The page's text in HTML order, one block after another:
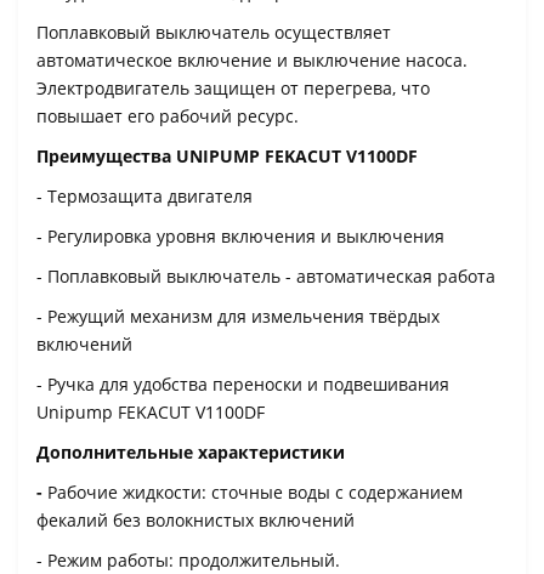
Поплавковый выключатель осуществляет
автоматическое включение и выключение насоса.
Электродвигатель защищен от перегрева, что
повышает его рабочий ресурс.
Преимущества UNIPUMP FEKACUT V1100DF
- Термозащита двигателя
- Регулировка уровня включения и выключения
- Поплавковый выключатель - автоматическая работа
- Режущий механизм для измельчения твёрдых
включений
- Ручка для удобства переноски и подвешивания
Unipump FEKACUT V1100DF
Дополнительные характеристики
- Рабочие жидкости: сточные воды с содержанием
фекалий без волокнистых включений
- Режим работы: продолжительный.